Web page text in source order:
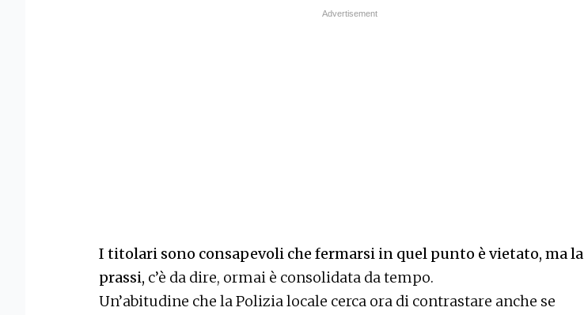
I titolari sono consapevoli che fermarsi in quel punto è vietato, ma la
prassi, c’è da dire, ormai è consolidata da tempo.
Un’abitudine che la Polizia locale cerca ora di contrastare anche se